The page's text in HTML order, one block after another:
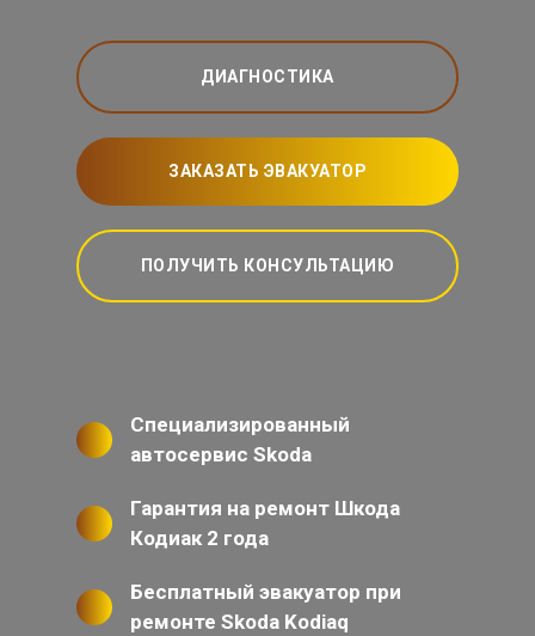
ДИАГНОСТИКА
ЗАКАЗАТЬ ЭВАКУАТОР
ПОЛУЧИТЬ КОНСУЛЬТАЦИЮ
Специализированный
автосервис Skoda
Гарантия на ремонт Шкода
Кодиак 2 года
Бесплатный эвакуатор при
ремонте Skoda Kodiaq